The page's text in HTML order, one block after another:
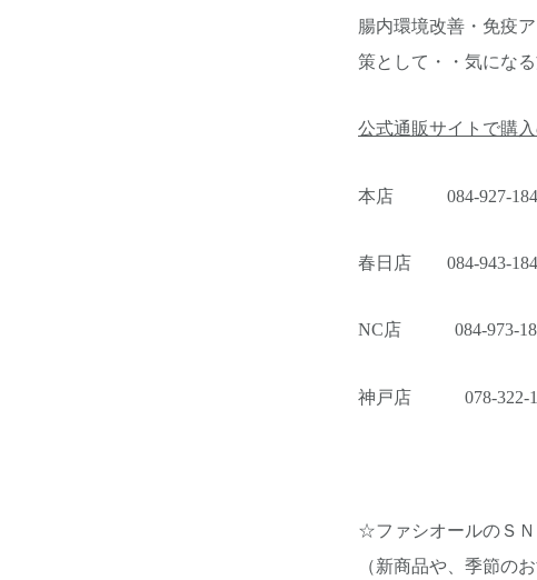
腸内環境改善・免疫
策として・・気にな
公式通販サイトで購
本店 084-927-
春日店 084-943-
NC店 084-973-
神戸店 078-322-
☆ファシオールのＳ
（新商品や、季節の